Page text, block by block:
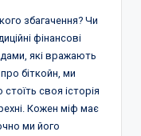
збагачення? Чи
фінансові
які вражають
біткойн, ми
своя історія
Кожен міф має
ми його